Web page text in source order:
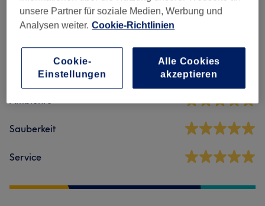
Salonbewertungen
4,7 82 Bewertungen
Ambiente
Sauberkeit
Service
unsere Partner für soziale Medien, Werbung und
Analysen weiter. Cookie-Richtlinien
Cookie-
Einstellungen
Alle Cookies
akzeptieren